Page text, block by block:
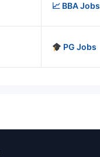
📈 BBA Jobs
PG Jobs